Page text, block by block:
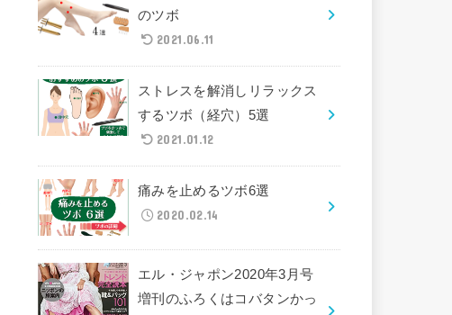
のツボ
2021.06.11
ストレスを解消しリラックス
するツボ（経穴）5選
2021.01.12
痛みを止めるツボ6選
2020.02.14
エル・ジャポン2020年3月号
増刊のふろくはコバタンかっ